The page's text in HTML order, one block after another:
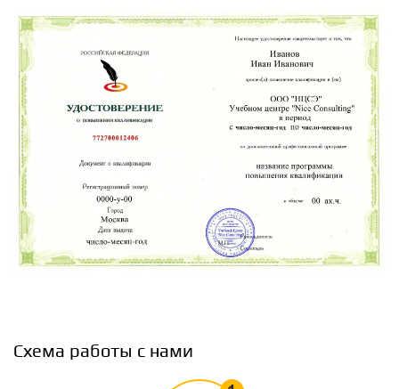
1.2
Основные подходы к разработке СМК в лаборатории
Общие требования к компетентности испытательных и
калибровочных лабораторий согласно ГОСТ ISO/IEC
17025-2019
Структура нормативного документа ГОСТ ISO/IEC 17025-
2019, требования беспристрастности и
конфиденциальности, требования к структуре
окружающей среды, оборудование, метрологическая
прослеживаемость, продукция и услуги,
Схема работы с нами